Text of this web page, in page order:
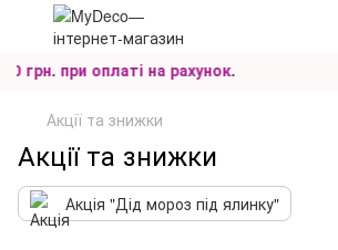
при оплаті на рахунок.
Акції та знижки
Акції та знижки
Акція "Дід мороз під ялинку"